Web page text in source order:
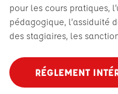
pour les cours pratiques,
pédagogique, l’assiduité
des stagiaires, les
RÉGLEMENT